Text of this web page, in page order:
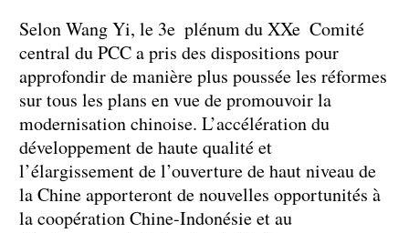
Selon Wang Yi, le 3e plénum du XXe Comité
central du PCC a pris des dispositions pour
approfondir de manière plus poussée les réformes
sur tous les plans en vue de promouvoir la
modernisation chinoise. L’accélération du
développement de haute qualité et
l’élargissement de l’ouverture de haut niveau de
la Chine apporteront de nouvelles opportunités à
la coopération Chine-Indonésie et au